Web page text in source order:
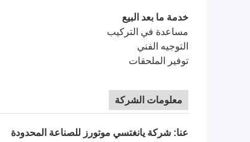
خدمة ما بعد البيع
مساعدة في التركيب
التوجيه الفني
توفير الملحقات
معلومات الشركة
عنا: شركة يانغتسي موتورز للصناعة المحدودة